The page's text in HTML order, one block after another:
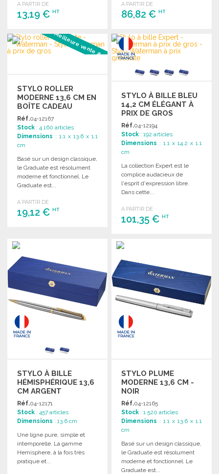
A PARTIR DE
13,19 € HT
COMMANDER
Demander un devis
A PARTIR DE
86,82 €HT
COMMANDER
Demander un devis
Meilleure vente #3
STYLO ROLLER
MODERNE 13,6 CM EN
BOÎTE CADEAU
Réf.04-12167
Stock : 4 160 articles
Dimensions : 1.1 x 13.6 x 1.1
cm
Basé sur un design classique,
le Graduate est résolument
moderne et fonctionnel. Le
Graduate est...
A PARTIR DE
19,12 € HT
STYLO À BILLE BLEU
14,2 CM ÉLÉGANT À
PRIX DE GROS
Réf.04-12194
Stock : 192 articles
Dimensions : 1.1 x 14.2 x 1.1
cm
La collection Expert est le
complice audacieux de
l'esprit d'expression libre.
Dans cette...
A PARTIR DE
101,35 €HT
STYLO À BILLE
HÉMISPHÉRIQUE 13,6
CM ARGENT
Réf.04-12171
Stock : 457 articles
Dimensions : 13.6 cm
Une ligne pure, simple et
intemporelle. La gamme
Hemisphere, à la fois très
pratique et...
STYLO PLUME
MODERNE 13,6 CM -
NOIR
Réf.04-12165
Stock : 1 520 articles
Dimensions : 1.1 x 13.6 x 1.1
cm
Basé sur un design classique,
le Graduate est résolument
moderne et fonctionnel. Le
Graduate est...